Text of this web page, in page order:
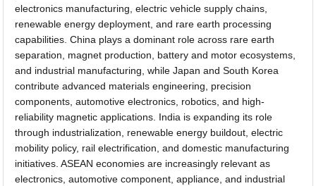
electronics manufacturing, electric vehicle supply chains,
renewable energy deployment, and rare earth processing
capabilities. China plays a dominant role across rare earth
separation, magnet production, battery and motor ecosystems,
and industrial manufacturing, while Japan and South Korea
contribute advanced materials engineering, precision
components, automotive electronics, robotics, and high-
reliability magnetic applications. India is expanding its role
through industrialization, renewable energy buildout, electric
mobility policy, rail electrification, and domestic manufacturing
initiatives. ASEAN economies are increasingly relevant as
electronics, automotive component, appliance, and industrial